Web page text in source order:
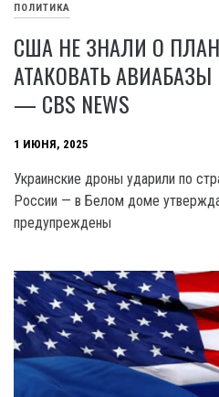
ПОЛИТИКА
США НЕ ЗНАЛИ О
АТАКОВАТЬ
— CBS NEWS
1 ИЮНЯ, 2025
Украинские дроны ударили по
России — в Белом доме
предупреждены